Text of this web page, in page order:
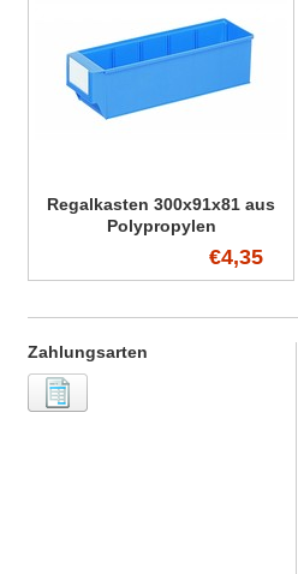
Regalkasten 300x91x81 aus
Polypropylen
€4,35
Zahlungsarten